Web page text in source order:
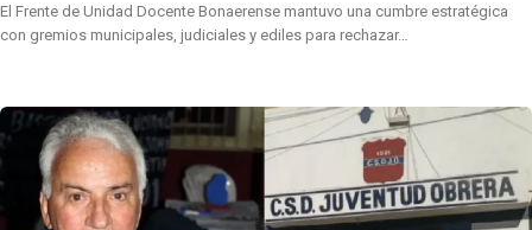
El Frente de Unidad Docente Bonaerense mantuvo una cumbre estratégica
con gremios municipales, judiciales y ediles para rechazar…